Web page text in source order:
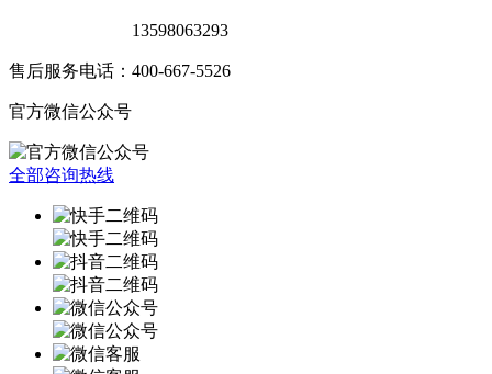
13598063293
售后服务电话：400-667-5526
官方微信公众号
全部咨询热线